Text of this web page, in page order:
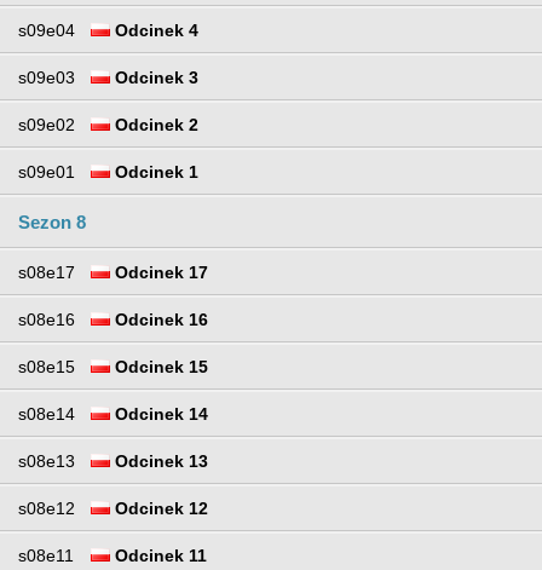
s09e04 Odcinek 4
s09e03 Odcinek 3
s09e02 Odcinek 2
s09e01 Odcinek 1
Sezon 8
s08e17 Odcinek 17
s08e16 Odcinek 16
s08e15 Odcinek 15
s08e14 Odcinek 14
s08e13 Odcinek 13
s08e12 Odcinek 12
s08e11 Odcinek 11